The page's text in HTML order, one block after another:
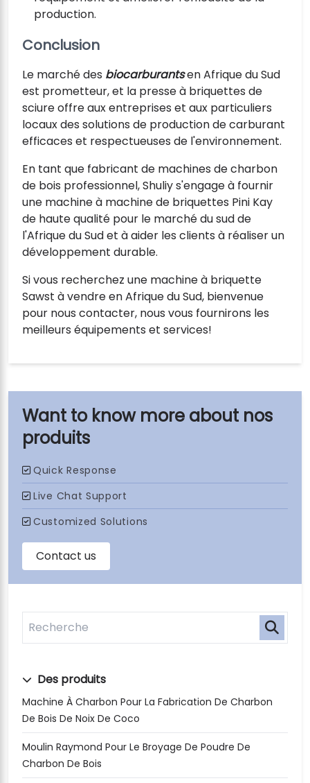
nos
produits
Des produits
Machine À Charbon Pour La Fabrication De Charbon
De Bois De Noix De Coco
Moulin Raymond Pour Le Broyage De Poudre De
Charbon De Bois
production.
Conclusion
Le marché des biocarburantsen Afrique du Sud
est prometteur, et la presse à briquettes de
sciure offre aux entreprises et aux particuliers
locaux des solutions de production de carburant
efficaces et respectueuses de l'environnement.
En tant que fabricant de machines de charbon
de bois professionnel, Shuliy s'engage à fournir
une machine à machine de briquettes Pini Kay
de haute qualité pour le marché du sud de
l'Afrique du Sud et à aider les clients à réaliser un
développement durable.
Si vous recherchez une machine à briquette
Sawst à vendre en Afrique du Sud, bienvenue
pour nous contacter, nous vous fournirons les
meilleurs équipements et services!